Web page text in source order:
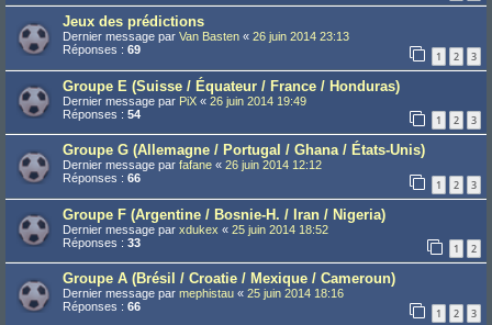
Jeux des prédictions
Dernier message par Van Basten « 26 juin 2014 23:13
Réponses : 69 1 2 3
Groupe E (Suisse / Équateur / France / Honduras)
Dernier message par PiX « 26 juin 2014 19:49
Réponses : 54 1 2 3
Groupe G (Allemagne / Portugal / Ghana / États-Unis)
Dernier message par fafane « 26 juin 2014 12:12
Réponses : 66 1 2 3
Groupe F (Argentine / Bosnie-H. / Iran / Nigeria)
Dernier message par xdukex « 25 juin 2014 18:52
Réponses : 33 1 2
Groupe A (Brésil / Croatie / Mexique / Cameroun)
Dernier message par mephistau « 25 juin 2014 18:16
Réponses : 66 1 2 3